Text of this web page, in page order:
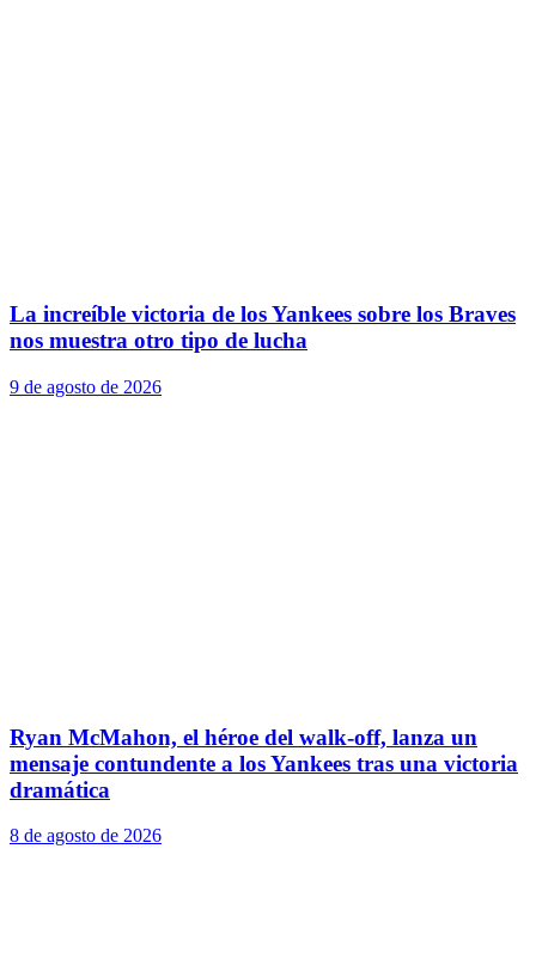
La increíble victoria de los Yankees sobre los Braves
nos muestra otro tipo de lucha
9 de agosto de 2026
Ryan McMahon, el héroe del walk-off, lanza un
mensaje contundente a los Yankees tras una victoria
dramática
8 de agosto de 2026